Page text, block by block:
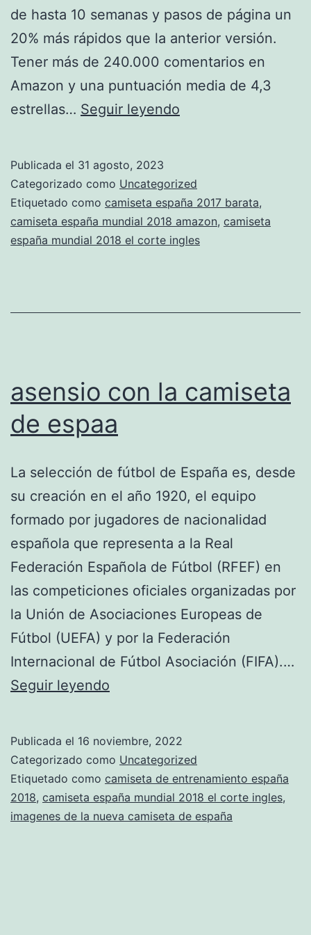
de hasta 10 semanas y pasos de página un
20% más rápidos que la anterior versión.
Tener más de 240.000 comentarios en
Amazon y una puntuación media de 4,3
estrellas… Seguir leyendo
2020
Publicada el 31 agosto, 2023
Categorizado como Uncategorized
Etiquetado como camiseta españa 2017 barata,
camiseta españa mundial 2018 amazon, camiseta
españa mundial 2018 el corte ingles
asensio con la camiseta
de espaa
La selección de fútbol de España es, desde
su creación en el año 1920, el equipo
formado por jugadores de nacionalidad
española que representa a la Real
Federación Española de Fútbol (RFEF) en
las competiciones oficiales organizadas por
la Unión de Asociaciones Europeas de
Fútbol (UEFA) y por la Federación
Internacional de Fútbol Asociación (FIFA).…
Seguir leyendo
camiseta
de
espaa
Publicada el 16 noviembre, 2022
Categorizado como Uncategorized
Etiquetado como camiseta de entrenamiento españa
2018, camiseta españa mundial 2018 el corte ingles,
imagenes de la nueva camiseta de españa